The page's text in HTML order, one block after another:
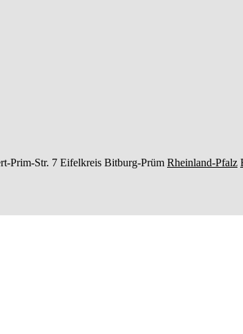
Prim-Str. 7 Eifelkreis Bitburg-Prüm Rheinland-Pfalz